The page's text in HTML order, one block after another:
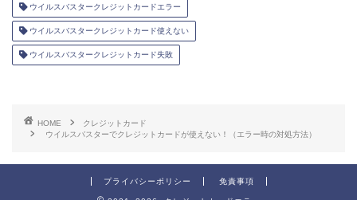
ウイルスバスタークレジットカードエラー
ウイルスバスタークレジットカード使えない
ウイルスバスタークレジットカード失敗
HOME
クレジットカード
ウイルスバスターでクレジットカードが使えない！（エラー時の対処方法）
プライバシーポリシー 免責事項